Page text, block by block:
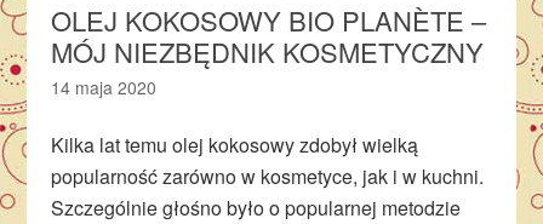
OLEJ KOKOSOWY BIO PLANÈTE –
MÓJ NIEZBĘDNIK KOSMETYCZNY
14 maja 2020
Kilka lat temu olej kokosowy zdobył wielką
popularność zarówno w kosmetyce, jak i w kuchni.
Szczególnie głośno było o popularnej metodzie